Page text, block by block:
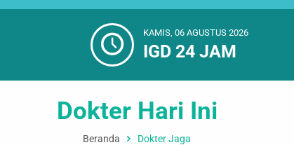
KAMIS, 06 AGUSTUS 2026
IGD 24 JAM
Dokter Hari Ini
Beranda Dokter Jaga